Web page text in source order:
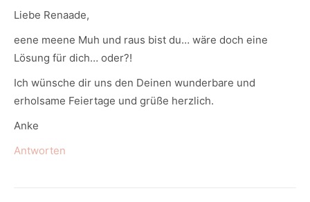
Liebe Renaade,
eene meene Muh und raus bist du… wäre doch eine
Lösung für dich… oder?!
Ich wünsche dir uns den Deinen wunderbare und
erholsame Feiertage und grüße herzlich.
Anke
Antworten